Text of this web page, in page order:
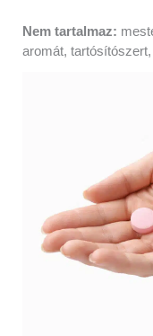
Nem tartalmaz:
aromát,